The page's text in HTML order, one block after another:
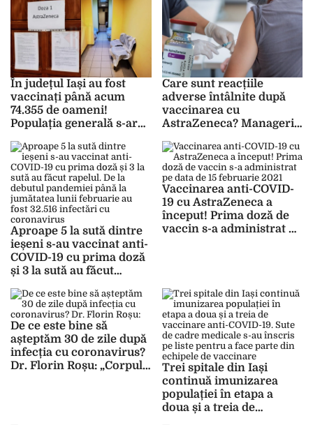
dintre angajații centrelor
sociale s-au imunizat
împotriva COVID-19, dar
continuă să fie testați
săptămânal
În județul Iași au fost
vaccinați până acum
74.355 de oameni!
Populația generală s-ar
imunizare de la
jumătatea lunii martie
2021
Care sunt reacțiile
adverse întâlnite după
vaccinarea cu
AstraZeneca? Managerii
pregătesc de un nou
scenariu după ce
numărul de pacienți
confirmați pozitiv cu
coronavirus este în
scădere
Aproape 5 la sută dintre
ieșeni s-au vaccinat anti-
COVID-19 cu prima doză
și 3 la sută au făcut
pandemiei până la
jumătatea lunii februarie
au fost 32.516 infectări cu
coronavirus
Vaccinarea anti-COVID-
19 cu AstraZeneca a
început! Prima doză de
vaccin s-a administrat pe
De ce este bine să
așteptăm 30 de zile după
infecția cu coronavirus?
Dr. Florin Roșu: „Corpul
Trei spitale din Iași
continuă imunizarea
populației în etapa a
doua și a treia de